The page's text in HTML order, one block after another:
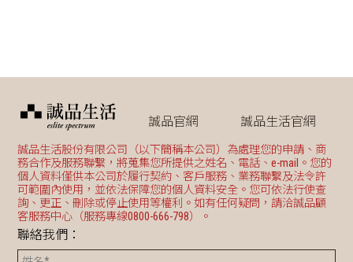
誠品官網 誠品生活官網
誠品生活股份有限公司（以下簡稱本公司）為處理您的申請、商
務合作及服務聯繫，將蒐集您所提供之姓名、電話、e-mail。您的
個人資料僅供本公司於履行契約、客戶服務、業務聯繫及法令許
可範圍內使用，並依法保障您的個人資料安全。您可依法行使查
詢、更正、刪除或停止使用等權利。如有任何疑問，請洽誠品顧
客服務中心（服務專線0800-666-798）。
聯絡我們：